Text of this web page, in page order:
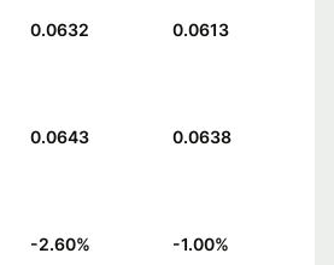
0.0632 0.0613
0.0643 0.0638
-2.60% -1.00%